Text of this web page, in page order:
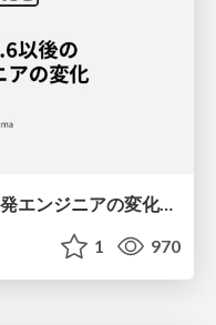
Claude Opus 4.6以後の受託開発エンジニアの変化(Claude Code開発ノウハウ大公開スペシャルbyクラスメソッド)
1 970